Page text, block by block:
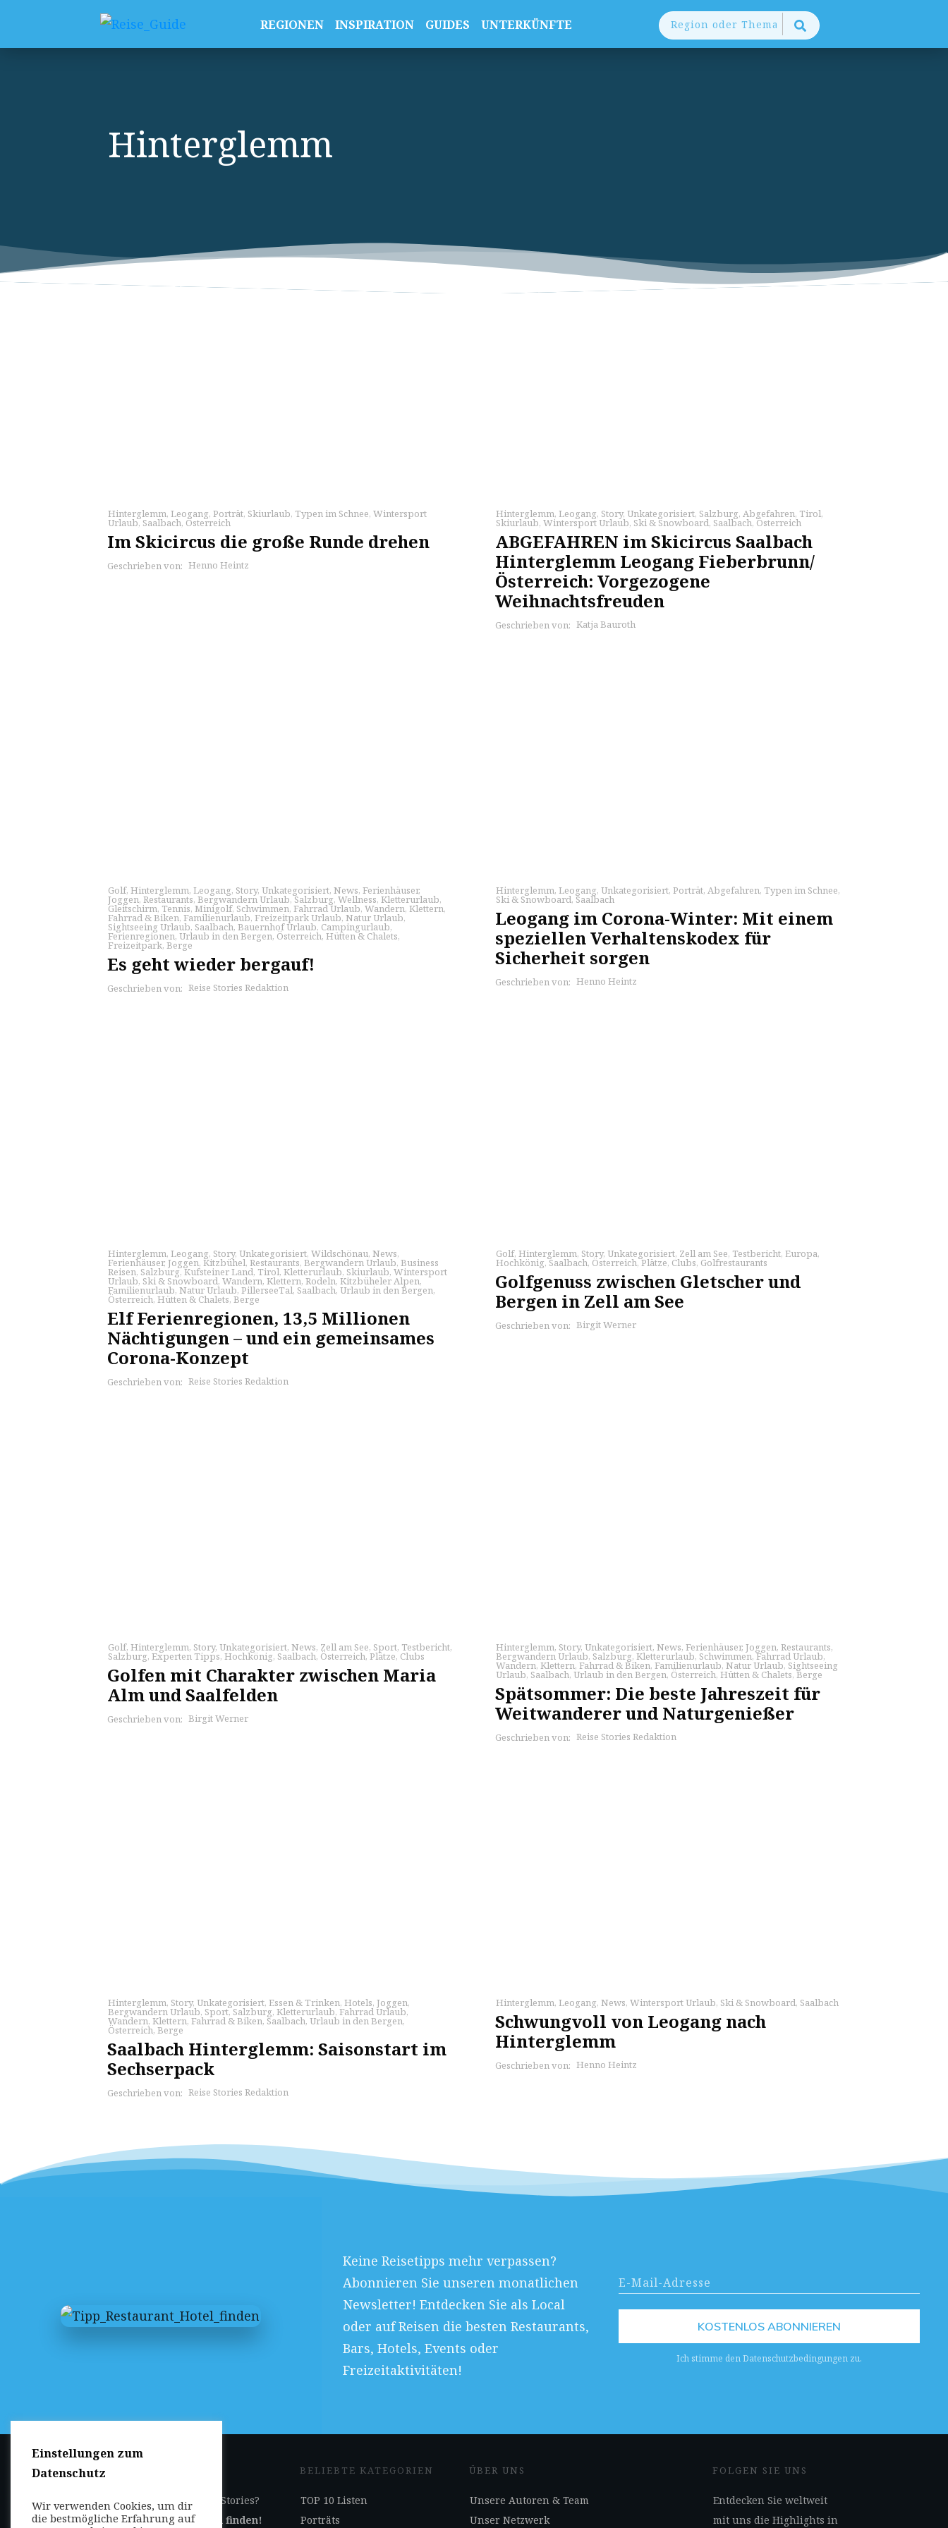
REGIONEN INSPIRATION GUIDES UNTERKÜNFTE
Hinterglemm
Hinterglemm, Leogang, Porträt, Skiurlaub, Typen im Schnee, Wintersport
Urlaub,Saalbach, Österreich
Im Skicircus die große Runde drehen
Geschrieben von: Henno Heintz
Hinterglemm, Leogang, Story, Unkategorisiert, Salzburg, Abgefahren, Tirol,
Skiurlaub, Wintersport Urlaub, Ski & Snowboard, Saalbach, Österreich
ABGEFAHREN im Skicircus Saalbach
Hinterglemm Leogang Fieberbrunn/
Österreich: Vorgezogene
Weihnachtsfreuden
Geschrieben von: Katja Bauroth
Golf, Hinterglemm, Leogang, Story, Unkategorisiert, News, Ferienhäuser,
Joggen, Restaurants, Bergwandern Urlaub,Salzburg, Wellness, Kletterurlaub,
Gleitschirm, Tennis, Minigolf, Schwimmen, Fahrrad Urlaub, Wandern, Klettern,
Fahrrad & Biken, Familienurlaub, Freizeitpark Urlaub, Natur Urlaub,
Sightseeing Urlaub, Saalbach, Bauernhof Urlaub, Campingurlaub,
Ferienregionen, Urlaub in den Bergen, Österreich, Hütten & Chalets,
Freizeitpark, Berge
Es geht wieder bergauf!
Geschrieben von: Reise Stories Redaktion
Hinterglemm, Leogang, Unkategorisiert, Porträt, Abgefahren, Typen im Schnee,
Ski & Snowboard, Saalbach
Leogang im Corona-Winter: Mit einem
speziellen Verhaltenskodex für
Sicherheit sorgen
Geschrieben von: Henno Heintz
Hinterglemm, Leogang, Story, Unkategorisiert, Wildschönau, News,
Ferienhäuser, Joggen, Kitzbühel, Restaurants, Bergwandern Urlaub, Business
Reisen, Salzburg,Kufsteiner Land, Tirol, Kletterurlaub, Skiurlaub, Wintersport
Urlaub, Ski & Snowboard, Wandern, Klettern, Rodeln, Kitzbüheler Alpen,
Familienurlaub, Natur Urlaub, PillerseeTal, Saalbach, Urlaub in den Bergen,
Österreich, Hütten & Chalets, Berge
Elf Ferienregionen, 13,5 Millionen
Nächtigungen – und ein gemeinsames
Corona-Konzept
Geschrieben von: Reise Stories Redaktion
Golf, Hinterglemm, Story, Unkategorisiert, Zell am See, Testbericht, Europa,
Hochkönig,Saalbach, Österreich,Plätze, Clubs, Golfrestaurants
Golfgenuss zwischen Gletscher und
Bergen in Zell am See
Geschrieben von: Birgit Werner
Golf, Hinterglemm, Story, Unkategorisiert, News, Zell am See, Sport, Testbericht,
Salzburg, Experten Tipps, Hochkönig, Saalbach, Österreich, Plätze, Clubs
Golfen mit Charakter zwischen Maria
Alm und Saalfelden
Geschrieben von: Birgit Werner
Hinterglemm, Story, Unkategorisiert, News, Ferienhäuser, Joggen, Restaurants,
Bergwandern Urlaub, Salzburg, Kletterurlaub, Schwimmen,Fahrrad Urlaub,
Wandern, Klettern, Fahrrad & Biken, Familienurlaub, Natur Urlaub, Sightseeing
Urlaub, Saalbach, Urlaub in den Bergen, Österreich, Hütten & Chalets, Berge
Spätsommer: Die beste Jahreszeit für
Weitwanderer und Naturgenießer
Geschrieben von: Reise Stories Redaktion
Hinterglemm, Story, Unkategorisiert, Essen & Trinken, Hotels, Joggen,
Bergwandern Urlaub, Sport,Salzburg, Kletterurlaub, Fahrrad Urlaub,
Wandern, Klettern, Fahrrad & Biken, Saalbach, Urlaub in den Bergen,
Österreich, Berge
Saalbach Hinterglemm: Saisonstart im
Sechserpack
Geschrieben von: Reise Stories Redaktion
Hinterglemm, Leogang, News, Wintersport Urlaub, Ski & Snowboard, Saalbach
Schwungvoll von Leogang nach
Hinterglemm
Geschrieben von: Henno Heintz
Keine Reisetipps mehr verpassen?
Abonnieren Sie unseren monatlichen
Newsletter! Entdecken Sie als Local
oder auf Reisen die besten Restaurants,
Bars, Hotels, Events oder
Freizeitaktivitäten!
KOSTENLOS ABONNIEREN
Ich stimme den Datenschutzbedingungen zu.
Ihr Geschäft auf Reise-Stories?
JetzthierKooperation finden!
BELIEBTE KATEGORIEN
TOP 10 Listen
Porträts
ÜBER UNS
Unsere Autoren & Team
Unser Netzwerk
FOLGEN SIE UNS
Entdecken Sie weltweit
mit uns die Highlights in
Einstellungen zum
Datenschutz
Wir verwenden Cookies, um dir
die bestmögliche Erfahrung auf